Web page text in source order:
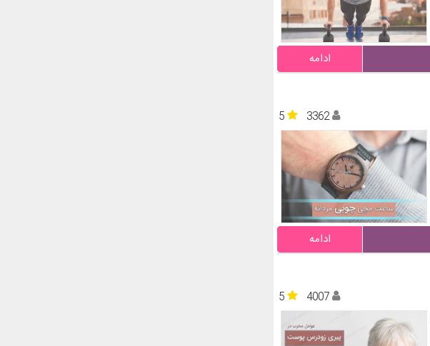
ادامه
5
3362
ادامه
5
4007